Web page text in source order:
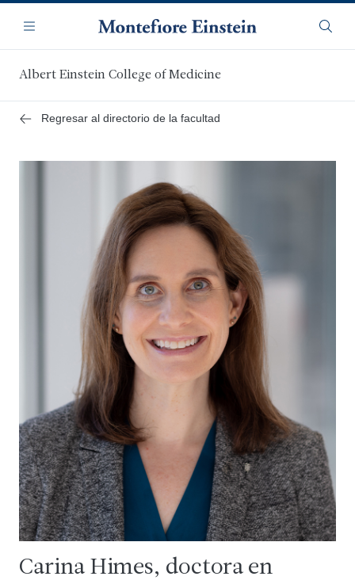
contenido
principal
Navegación
Menú
Albert Einstein College of Medicine
Regresar al directorio de la facultad
Carina Himes, doctora en